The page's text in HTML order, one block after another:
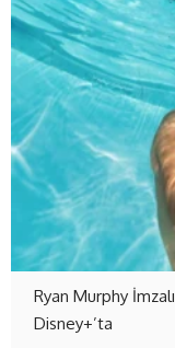
Ryan Murphy
Disney+’ta